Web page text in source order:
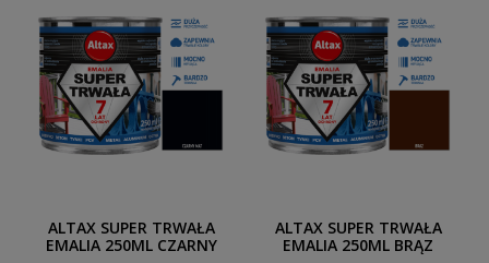
ALTAX SUPER TRWAŁA
EMALIA 250ML CZARNY
ALTAX SUPER TRWAŁA
EMALIA 250ML BRĄZ